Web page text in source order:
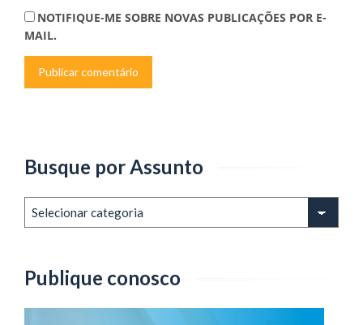
NOTIFIQUE-ME SOBRE NOVAS PUBLICAÇÕES POR E-
MAIL.
Busque por Assunto
Publique conosco